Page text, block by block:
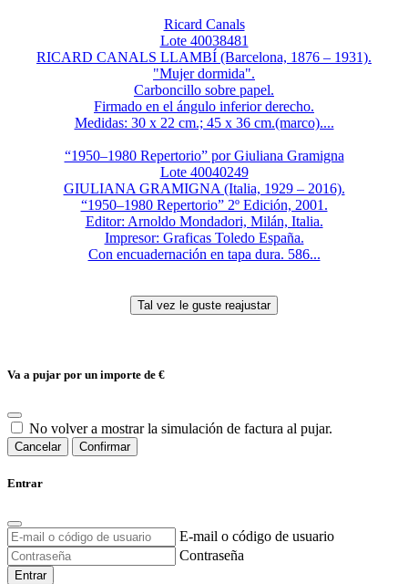
Ricard Canals
Lote 40038481
RICARD CANALS LLAMBÍ (Barcelona, 1876 – 1931).
"Mujer dormida".
Carboncillo sobre papel.
Firmado en el ángulo inferior derecho.
Medidas: 30 x 22 cm.; 45 x 36 cm.(marco)....
“1950–1980 Repertorio” por Giuliana Gramigna
Lote 40040249
GIULIANA GRAMIGNA (Italia, 1929 – 2016).
“1950–1980 Repertorio” 2º Edición, 2001.
Editor: Arnoldo Mondadori, Milán, Italia.
Impresor: Graficas Toledo España.
Con encuadernación en tapa dura. 586...
Va a pujar por un importe de €
No volver a mostrar la simulación de factura al pujar.
Cancelar Confirmar
Entrar
E-mail o código de usuario
Contraseña
Entrar